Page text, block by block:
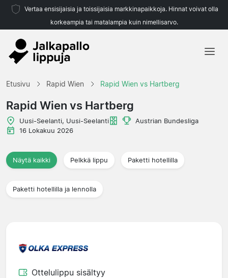
Vertaa ensisijaisia ja toissijaisia markkinapaikkoja. Hinnat voivat olla
korkeampia tai matalampia kuin nimellisarvo.
Etusivu Rapid Wien Rapid Wien vs Hartberg
Rapid Wien vs Hartberg
Uusi-Seelanti, Uusi-Seelanti
Austrian Bundesliga
16 Lokakuu 2026
Näytä kaikki Pelkkä lippu Paketti hotellilla
Paketti hotellilla ja lennolla
Ottelulippu sisältyy